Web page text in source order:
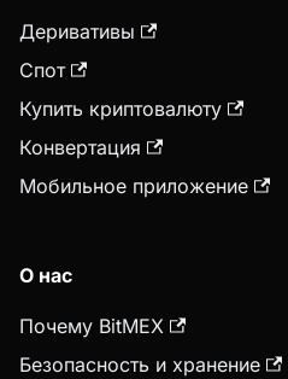
Деривативы
Спот
Купить криптовалюту
Конвертация
Мобильное приложение
О нас
Почему BitMEX
Безопасность и хранение